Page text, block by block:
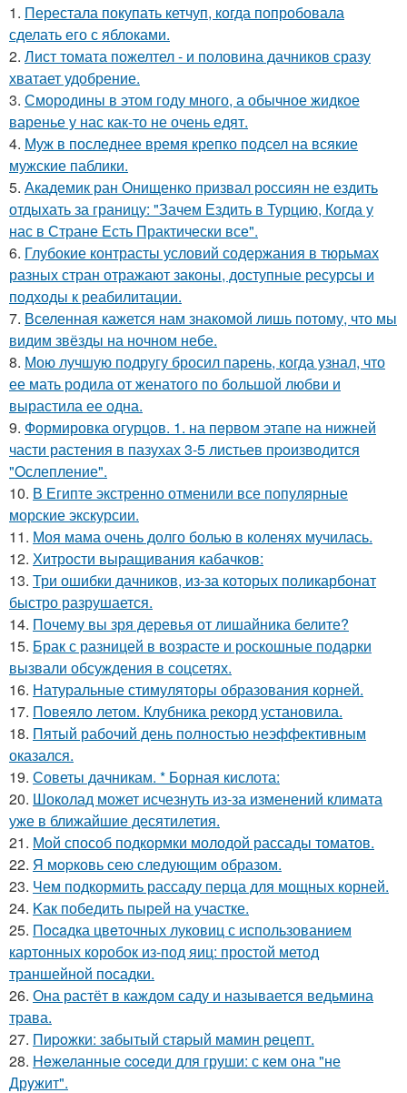
1. Перестала покупать кетчуп, когда попробовала
сделать его с яблоками.
2. Лист томата пожелтел - и половина дачников сразу
хватает удобрение.
3. Смородины в этом году много, а обычное жидкое
варенье у нас как-то не очень едят.
4. Муж в последнее время крепко подсел на всякие
мужские паблики.
5. Академик ран Онищенко призвал россиян не ездить
отдыхать за границу: "Зачем Ездить в Турцию, Когда у
нас в Стране Есть Практически все".
6. Глубокие контрасты условий содержания в тюрьмах
разных стран отражают законы, доступные ресурсы и
подходы к реабилитации.
7. Вселенная кажется нам знакомой лишь потому, что мы
видим звёзды на ночном небе.
8. Мою лучшую подругу бросил парень, когда узнал, что
ее мать родила от женатого по большой любви и
вырастила ее одна.
9. Формировка огурцoв. 1. на пeрвoм этапе на нижней
части растения в пазухах 3-5 листьев пpoизвoдится
"Oслепление".
10. В Египте экстренно отменили все популярные
морские экскурсии.
11. Моя мама очень долго болью в коленях мучилась.
12. Хитрости выращивания кабачков:
13. Три ошибки дачников, из-за которых поликарбонат
быстро разрушается.
14. Почему вы зря деревья от лишайника белите?
15. Брак с разницей в возрасте и роскошные подарки
вызвали обсуждения в соцсетях.
16. Натуральные стимуляторы образования корней.
17. Повеяло летом. Клубника рекорд установила.
18. Пятый рабочий день полностью неэффективным
оказался.
19. Советы дачникам. * Борная кислота:
20. Шоколад может исчезнуть из-за изменений климата
уже в ближайшие десятилетия.
21. Мой способ подкормки молодой рассады томатов.
22. Я мopковь сею следующим образом.
23. Чем подкормить рассаду перца для мощных корней.
24. Kак победить пырей на участке.
25. Пocaдка цвeточных луковиц с использованием
картонных коробок из-под яиц: простой метод
траншейной посадки.
26. Она растёт в каждом саду и называется ведьмина
трава.
27. Пиpoжки: зaбытый стapый мaмин рeцепт.
28. Heжеланные coceди для груши: с кем oна "не
Дрyжит".